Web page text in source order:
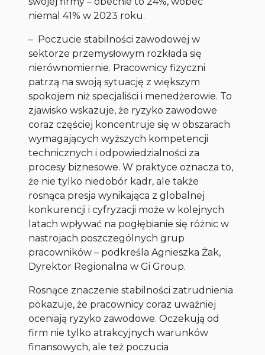
niemal 41% w 2023 roku.
– Poczucie stabilności zawodowej w
sektorze przemysłowym rozkłada się
nierównomiernie. Pracownicy fizyczni
patrzą na swoją sytuację z większym
spokojem niż specjaliści i menedżerowie. To
zjawisko wskazuje, że ryzyko zawodowe
coraz częściej koncentruje się w obszarach
wymagających wyższych kompetencji
technicznych i odpowiedzialności za
procesy biznesowe. W praktyce oznacza to,
że nie tylko niedobór kadr, ale także
rosnąca presja wynikająca z globalnej
konkurencji i cyfryzacji może w kolejnych
latach wpływać na pogłębianie się różnic w
nastrojach poszczególnych grup
pracowników – podkreśla Agnieszka Żak,
Dyrektor Regionalna w Gi Group.
Rosnące znaczenie stabilności zatrudnienia
pokazuje, że pracownicy coraz uważniej
oceniają ryzyko zawodowe. Oczekują od
firm nie tylko atrakcyjnych warunków
finansowych, ale też poczucia